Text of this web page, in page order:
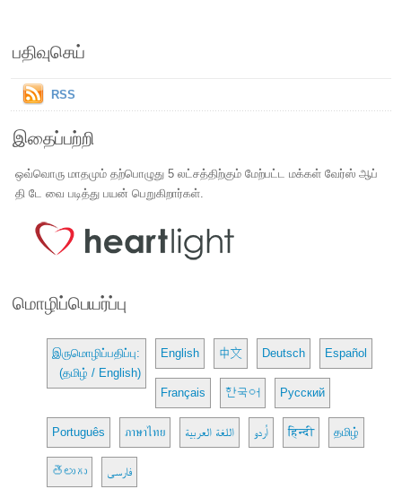
பதிவுசெய்
RSS
இதைப்பற்றி
ஒவ்வொரு மாதமும் தற்பொழுது 5 லட்சத்திற்கும் மேற்பட்ட மக்கள் வேர்ஸ் ஆப்
தி டே வை படித்து பயன் பெறுகிறார்கள்.
மொழிப்பெயர்ப்பு
இருமொழிப்பதிப்பு:
(தமிழ் / English)
English 中文 Deutsch Español
Français 한국어 Русский
Português ภาษาไทย اللغة العربية اُردو हिन्दी தமிழ்
తెలుగు فارسی